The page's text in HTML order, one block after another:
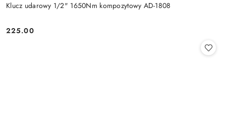
Klucz udarowy 1/2" 1650Nm kompozytowy AD-1808
Cena:
225.00